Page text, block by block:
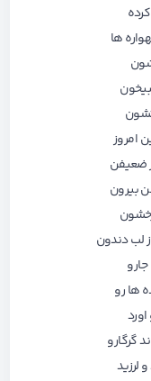
ها
امروز
ضعیفن
بیرون
لب دندون
ها رو
گرگارو
لرزید